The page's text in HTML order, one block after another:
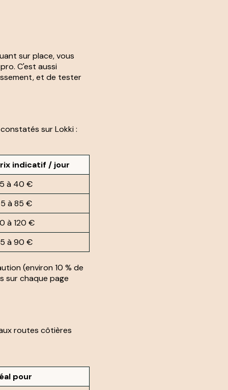
sur place, vous
C'est aussi
et de tester
sur Lokki :
indicatif / jour
à 40 €
à 85 €
à 120 €
à 90 €
(environ 10 % de
sur chaque page
routes côtières
pour